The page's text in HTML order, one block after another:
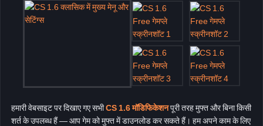
हमारी वेबसाइट पर दिखाए गए सभीCS 1.6 मॉडिफिकेशनपूरी तरह मुफ्त और बिना किसी
शर्त के उपलब्ध हैं — आप गेम को मुफ्त में डाउनलोड कर सकते हैं। हम अपने काम के लिए